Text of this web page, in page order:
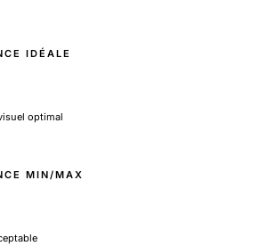
IDÉALE
optimal
MIN/MAX